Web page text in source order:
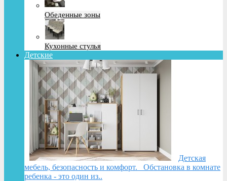
Обеденные зоны
Кухонные стулья
Детские
Детская
мебель, безопасность и комфорт. Обстановка в комнате
ребенка - это один из..